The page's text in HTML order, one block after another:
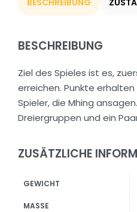
BESCHREIBUNG
BESCHREIBUNG
Ziel des Spieles ist es,
erreichen. Punkte
Spieler, die Mhing
Dreiergruppen und ein
ZUSÄTZLICHE
GEWICHT
MASSE